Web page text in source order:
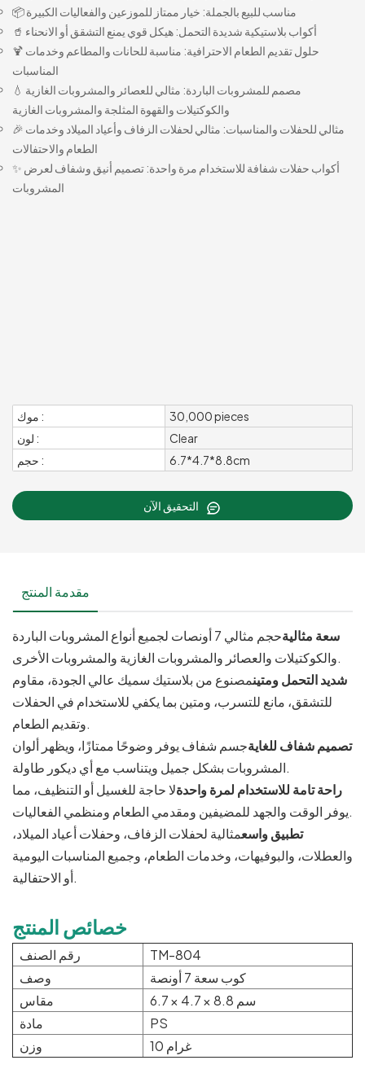
📦 مناسب للبيع بالجملة: خيار ممتاز للموزعين والفعاليات الكبيرة
🥤 أكواب بلاستيكية شديدة التحمل: هيكل قوي يمنع التشقق أو الانحناء
🍹 حلول تقديم الطعام الاحترافية: مناسبة للحانات والمطاعم وخدمات
المناسبات
💧 مصمم للمشروبات الباردة: مثالي للعصائر والمشروبات الغازية
والكوكتيلات والقهوة المثلجة والمشروبات الغازية
🎉 مثالي للحفلات والمناسبات: مثالي لحفلات الزفاف وأعياد الميلاد وخدمات
الطعام والاحتفالات
✨ أكواب حفلات شفافة للاستخدام مرة واحدة: تصميم أنيق وشفاف لعرض
المشروبات
موك :
30,000 pieces
لون :
Clear
حجم :
6.7*4.7*8.8cm
مقدمة المنتج
سعة مثالية
حجم مثالي 7 أونصات لجميع أنواع المشروبات الباردة
والكوكتيلات والعصائر والمشروبات الغازية والمشروبات الأخرى.
شديد التحمل ومتينمصنوع من بلاستيك سميك عالي الجودة، مقاوم
للتشقق، مانع للتسرب، ومتين بما يكفي للاستخدام في الحفلات
وتقديم الطعام.
تصميم شفاف للغايةجسم شفاف يوفر وضوحًا ممتازًا، ويظهر ألوان
المشروبات بشكل جميل ويتناسب مع أي ديكور طاولة.
راحة تامة للاستخدام لمرة واحدةلا حاجة للغسيل أو التنظيف، مما
يوفر الوقت والجهد للمضيفين ومقدمي الطعام ومنظمي الفعاليات.
تطبيق واسعمثالية لحفلات الزفاف، وحفلات أعياد الميلاد،
والعطلات، والبوفيهات، وخدمات الطعام، وجميع المناسبات اليومية
أو الاحتفالية.
خصائص المنتج
رقم الصنف
TM-804
وصف
كوب سعة 7 أونصة
مقاس
6.7 × 4.7 × 8.8 سم
مادة
PS
وزن
10 غرام